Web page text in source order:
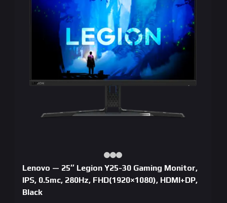
Lenovo — 25″ Legion Y25-30 Gaming Monitor,
IPS, 0.5mc, 280Hz, FHD(1920×1080), HDMI+DP,
Black